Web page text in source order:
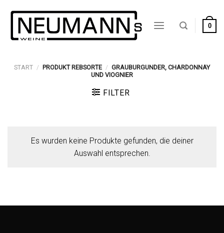
Inhalt
springen
0
START / PRODUKT REBSORTE / GRAUBURGUNDER, CHARDONNAY
UND VIOGNIER
FILTER
Es wurden keine Produkte gefunden, die deiner
Auswahl entsprechen.